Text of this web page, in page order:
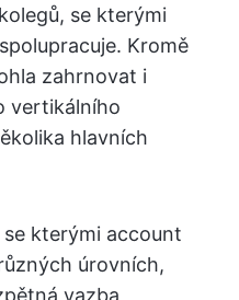
se kterými
Kromě
zahrnovat i
vertikálního
hlavních
kterými account
úrovních,